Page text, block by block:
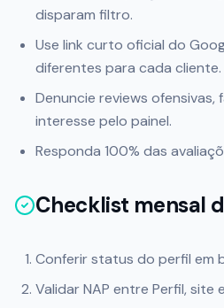
disparam filtro.
Use link curto oficial do
diferentes para cada cliente.
Denuncie reviews
interesse pelo painel.
Responda 100% das
Checklist mensal
Conferir status do perfil em
Validar NAP entre Perfil, site